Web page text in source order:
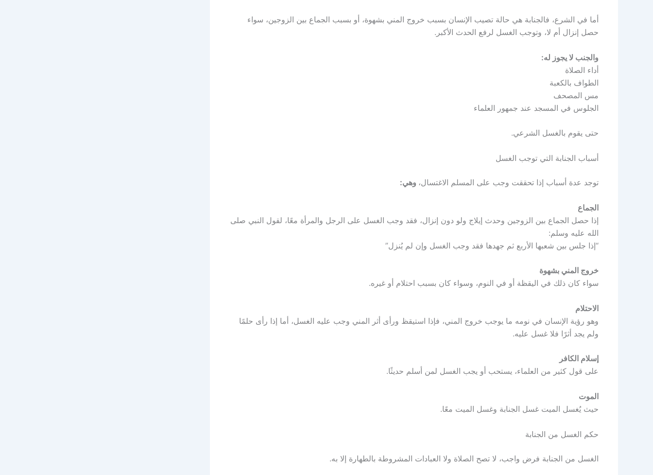
أما في الشرع، فالجنابة هي حالة تصيب الإنسان بسبب خروج المني بشهوة، أو بسبب الجماع بين الزوجين، سواء
حصل إنزال أم لا، وتوجب الغسل لرفع الحدث الأكبر.
والجنب لا يجوز له:
أداء الصلاة
الطواف بالكعبة
مس المصحف
الجلوس في المسجد عند جمهور العلماء
حتى يقوم بالغسل الشرعي.
أسباب الجنابة التي توجب الغسل
توجد عدة أسباب إذا تحققت وجب على المسلم الاغتسال، وهي:
الجماع
إذا حصل الجماع بين الزوجين وحدث إيلاج ولو دون إنزال، فقد وجب الغسل على الرجل والمرأة معًا، لقول النبي صلى
الله عليه وسلم:
“إذا جلس بين شعبها الأربع ثم جهدها فقد وجب الغسل وإن لم يُنزل”
خروج المني بشهوة
سواء كان ذلك في اليقظة أو في النوم، وسواء كان بسبب احتلام أو غيره.
الاحتلام
وهو رؤية الإنسان في نومه ما يوجب خروج المني، فإذا استيقظ ورأى أثر المني وجب عليه الغسل، أما إذا رأى حلمًا
ولم يجد أثرًا فلا غسل عليه.
إسلام الكافر
على قول كثير من العلماء، يستحب أو يجب الغسل لمن أسلم حديثًا.
الموت
حيث يُغسل الميت غسل الجنابة وغسل الميت معًا.
حكم الغسل من الجنابة
الغسل من الجنابة فرض واجب، لا تصح الصلاة ولا العبادات المشروطة بالطهارة إلا به.